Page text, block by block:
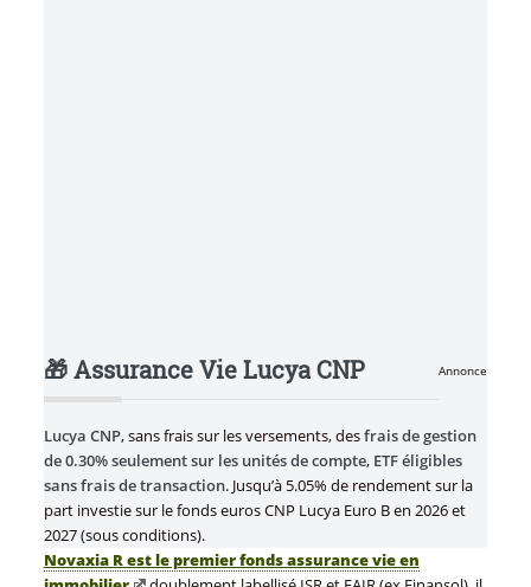
Annonce
🎁 Assurance Vie Lucya CNP
Lucya CNP, sans frais sur les versements, desfrais de gestion
de 0.30% seulement sur les unités de compte, ETF éligibles
sans frais de transaction. Jusqu’à 5.05% de rendement sur la
part investie sur le fonds euros CNP Lucya Euro B en 2026 et
2027 (sous conditions).
Novaxia R est le premier fonds assurance vie en